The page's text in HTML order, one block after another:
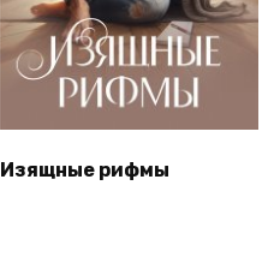
Изящные рифмы